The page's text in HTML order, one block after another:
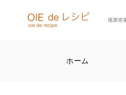
ホーム